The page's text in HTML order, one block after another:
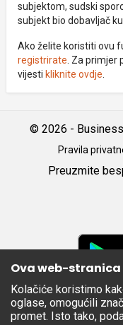
subjektom, sudski
subjekt bio dobavljač
Ako želite koristiti ovu
registrirate . Za
vijesti kliknite ovdje
© 2026 - Business
Pravila
Preuzmite
Apple
Store
Ova web-
Kolačiće koristimo
oglase, omogućili
promet. Isto tako,